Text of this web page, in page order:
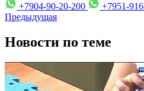
+7904-90-20-200
+7951-
Предыдущая
Новости по теме